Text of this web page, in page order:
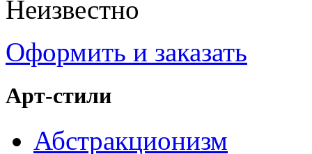
Неизвестно
Оформить и заказать
Арт-стили
Абстракционизм